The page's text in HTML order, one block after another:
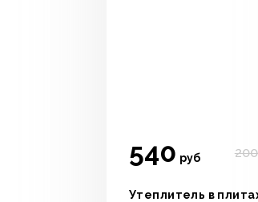
540 руб
Утеплитель в